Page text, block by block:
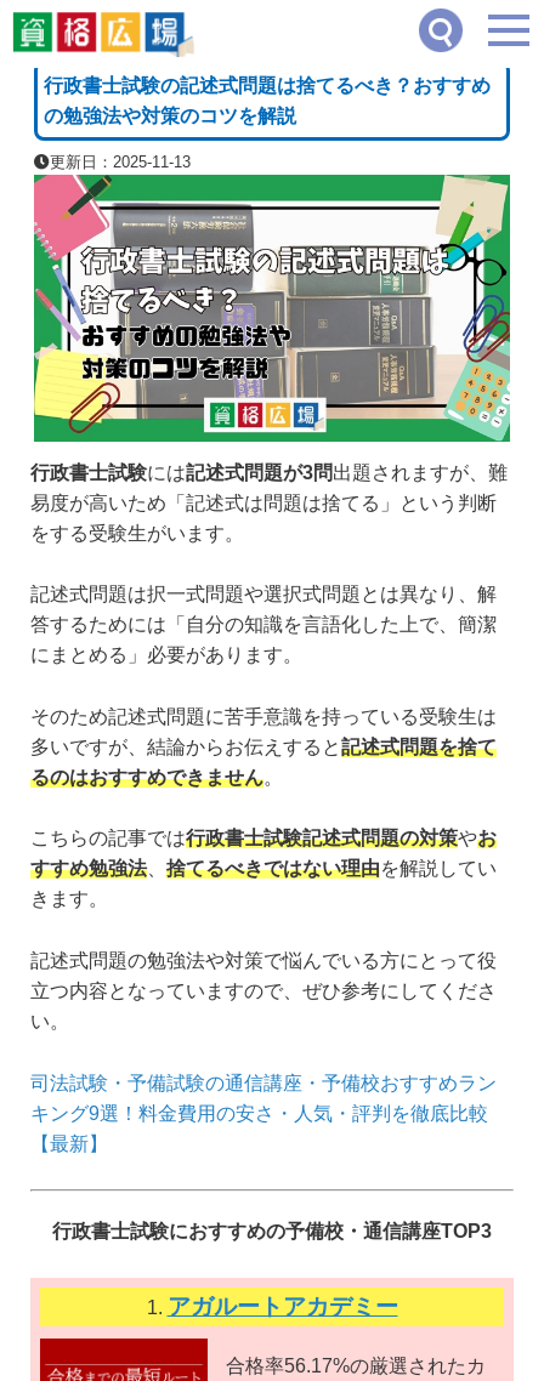
資格広場≫ 司法・法律系≫ 行政書士試験の記述式問題は捨てるべき？おすすめの勉
[PR]
行政書士試験の記述式問題は捨てるべき？おすすめ
の勉強法や対策のコツを解説
更新日：2025-11-13
行政書士試験には記述式問題が3問出題されますが、難
易度が高いため「記述式は問題は捨てる」という判断
をする受験生がいます。
記述式問題は択一式問題や選択式問題とは異なり、解
答するためには「自分の知識を言語化した上で、簡潔
にまとめる」必要があります。
そのため記述式問題に苦手意識を持っている受験生は
多いですが、結論からお伝えすると記述式問題を捨て
るのはおすすめできません。
こちらの記事では行政書士試験記述式問題の対策やお
すすめ勉強法、 捨てるべきではない理由を解説してい
きます。
記述式問題の勉強法や対策で悩んでいる方にとって役
立つ内容となっていますので、ぜひ参考にしてくださ
い。
司法試験・予備試験の通信講座・予備校おすすめラン
キング9選！料金費用の安さ・人気・評判を徹底比較
【最新】
行政書士試験におすすめの予備校・通信講座TOP3
1. アガルートアカデミー
合格率56.17%の厳選されたカ